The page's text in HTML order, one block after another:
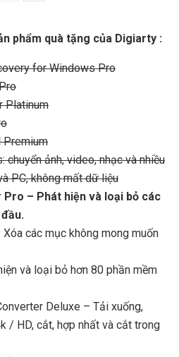
phẩm quà tặng của Digiarty :
for Windows Pro
Platinum
ảnh, video, nhạc và nhiều
PC, không mất dữ liệu
– Phát hiện và loại bỏ các
các mục không mong muốn
và loại bỏ hơn 80 phần mềm
Deluxe – Tải xuống,
/ HD, cắt, hợp nhất và cắt trong